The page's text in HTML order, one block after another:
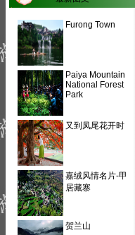
Furong Town
Paiya Mountain
National Forest
Park
又到凤尾花开时
嘉绒风情名片-甲
居藏寨
贺兰山